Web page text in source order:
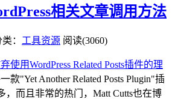
相关文章调用方法
： 工具资源 阅读(3060)
使用WordPress Related Posts插件的理
款"Yet Another Related Posts Plugin"插
，而且非常的热门，Matt Cutts也在博